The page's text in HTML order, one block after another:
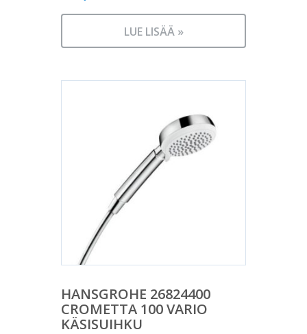
LUE LISÄÄ »
HANSGROHE 26824400
CROMETTA 100 VARIO
KÄSISUIHKU